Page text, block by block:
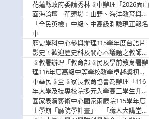
「115.08.10~08.12「AI賦能應用於智慧半
導體研習營」，歡迎學生踴躍報名參加
花蓮縣政府委請秀林國中辦理「2026面山
面海論壇－花蓮場：山野、海洋教育與戶
外安全實務課程」，歡迎踴躍報名參加
「全民英檢」中級、中高級測驗現正報名
中
歷史學科中心參與辦理115學年度台語片
影史，歡迎歷史科及關心本議題之教師踴
躍報名參加
國教署辦理「教育部國民及學前教育署辦
理116年度高級中等學校教學卓越獎初選
實施計畫」，鼓勵教師踴躍報名
中華民國全國家長教育協會為辦理「116
年大學及技專校院多元入學高三學生升學
輔導家長說明會」
國家表演藝術中心國家兩廳院115學年度
上學期「廳院學計畫」—「職人大講堂」